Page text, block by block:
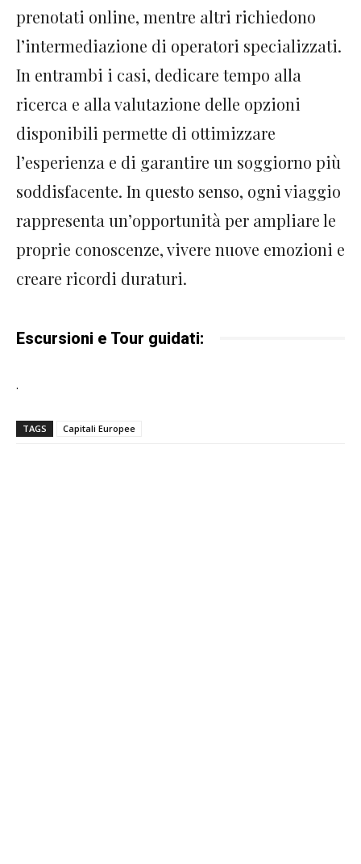
prenotati online, mentre altri richiedono
l’intermediazione di operatori specializzati.
In entrambi i casi, dedicare tempo alla
ricerca e alla valutazione delle opzioni
disponibili permette di ottimizzare
l’esperienza e di garantire un soggiorno più
soddisfacente. In questo senso, ogni viaggio
rappresenta un’opportunità per ampliare le
proprie conoscenze, vivere nuove emozioni e
creare ricordi duraturi.
Escursioni e Tour guidati:
.
TAGS Capitali Europee